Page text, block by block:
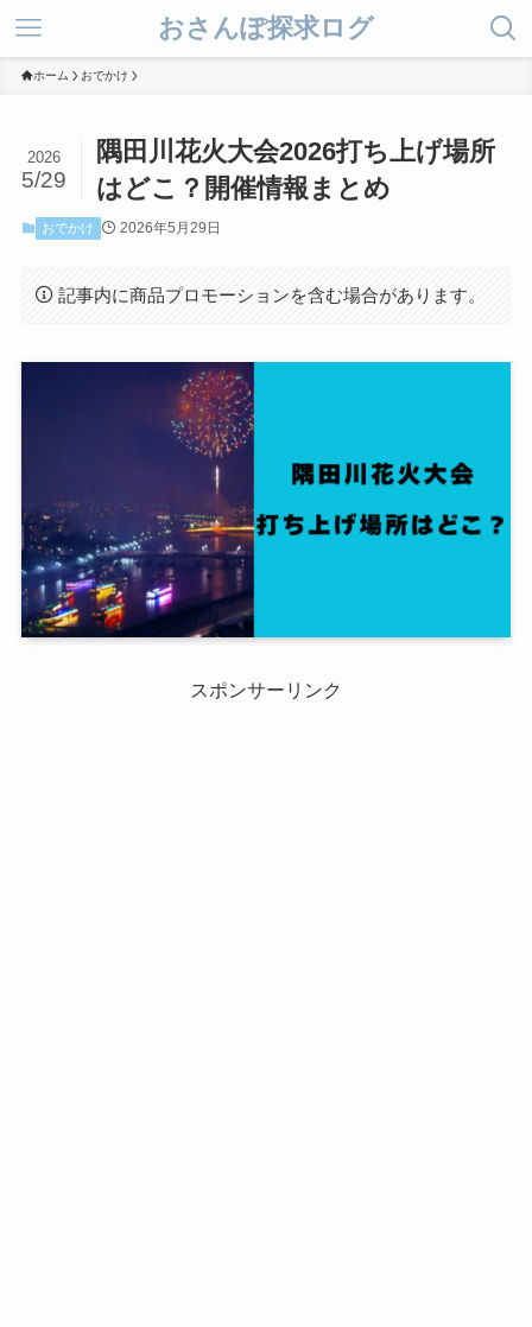
おさんぽ探求ログ
ホーム おでかけ
隅田川花火大会2026打ち上げ場所
はどこ？開催情報まとめ
2026
5/29
おでかけ 2026年5月29日
記事内に商品プロモーションを含む場合があります。
スポンサーリンク